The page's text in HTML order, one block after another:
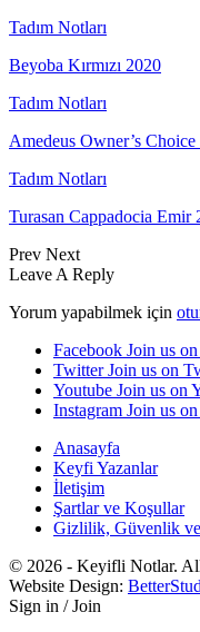
Tadım Notları
Beyoba Kırmızı 2020
Tadım Notları
Amedeus Owner’s Choice
Tadım Notları
Turasan Cappadocia Emir
Prev Next
Leave A Reply
Yorum yapabilmek için
Facebook Join us
Twitter Join us on
Youtube Join us on
Instagram Join us
Anasayfa
Keyfi Yazanlar
İletişim
Şartlar ve Koşullar
Gizlilik, Güvenlik
© 2026 - Keyifli Notlar.
Website Design:
Sign in / Join